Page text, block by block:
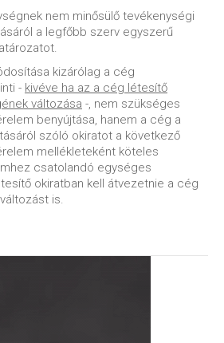
nem minősülő tevékenységi
a legfőbb szerv egyszerű
kizárólag a cég
- kivéve ha az a cég létesítő
változása -, nem szükséges
benyújtása, hanem a cég a
szóló okiratot a következő
mellékleteként köteles
csatolandó egységes
okiratban kell átvezetnie a cég
is.